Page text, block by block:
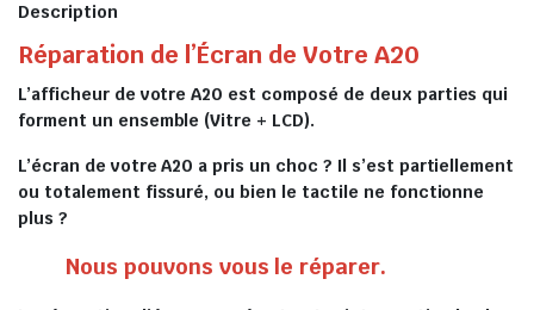
Description
Réparation de l’Écran de Votre A20
L’afficheur de votre A20 est composé de deux parties qui
forment un ensemble (Vitre + LCD).
L’écran de votre A20 a pris un choc ? Il s’est partiellement
ou totalement fissuré, ou bien le tactile ne fonctionne
plus ?
Nous pouvons vous le réparer.